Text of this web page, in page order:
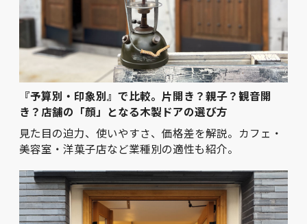
『予算別・印象別』で比較。片開き？親子？観音開
き？店舗の「顔」となる木製ドアの選び方
見た目の迫力、使いやすさ、価格差を解説。カフェ・
美容室・洋菓子店など業種別の適性も紹介。